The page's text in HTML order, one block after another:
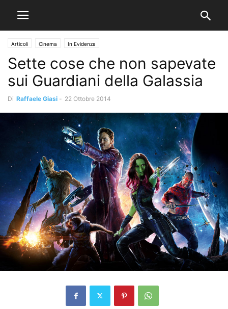
Articoli Cinema In Evidenza
Sette cose che non sapevate
sui Guardiani della Galassia
Di Raffaele Giasi - 22 Ottobre 2014